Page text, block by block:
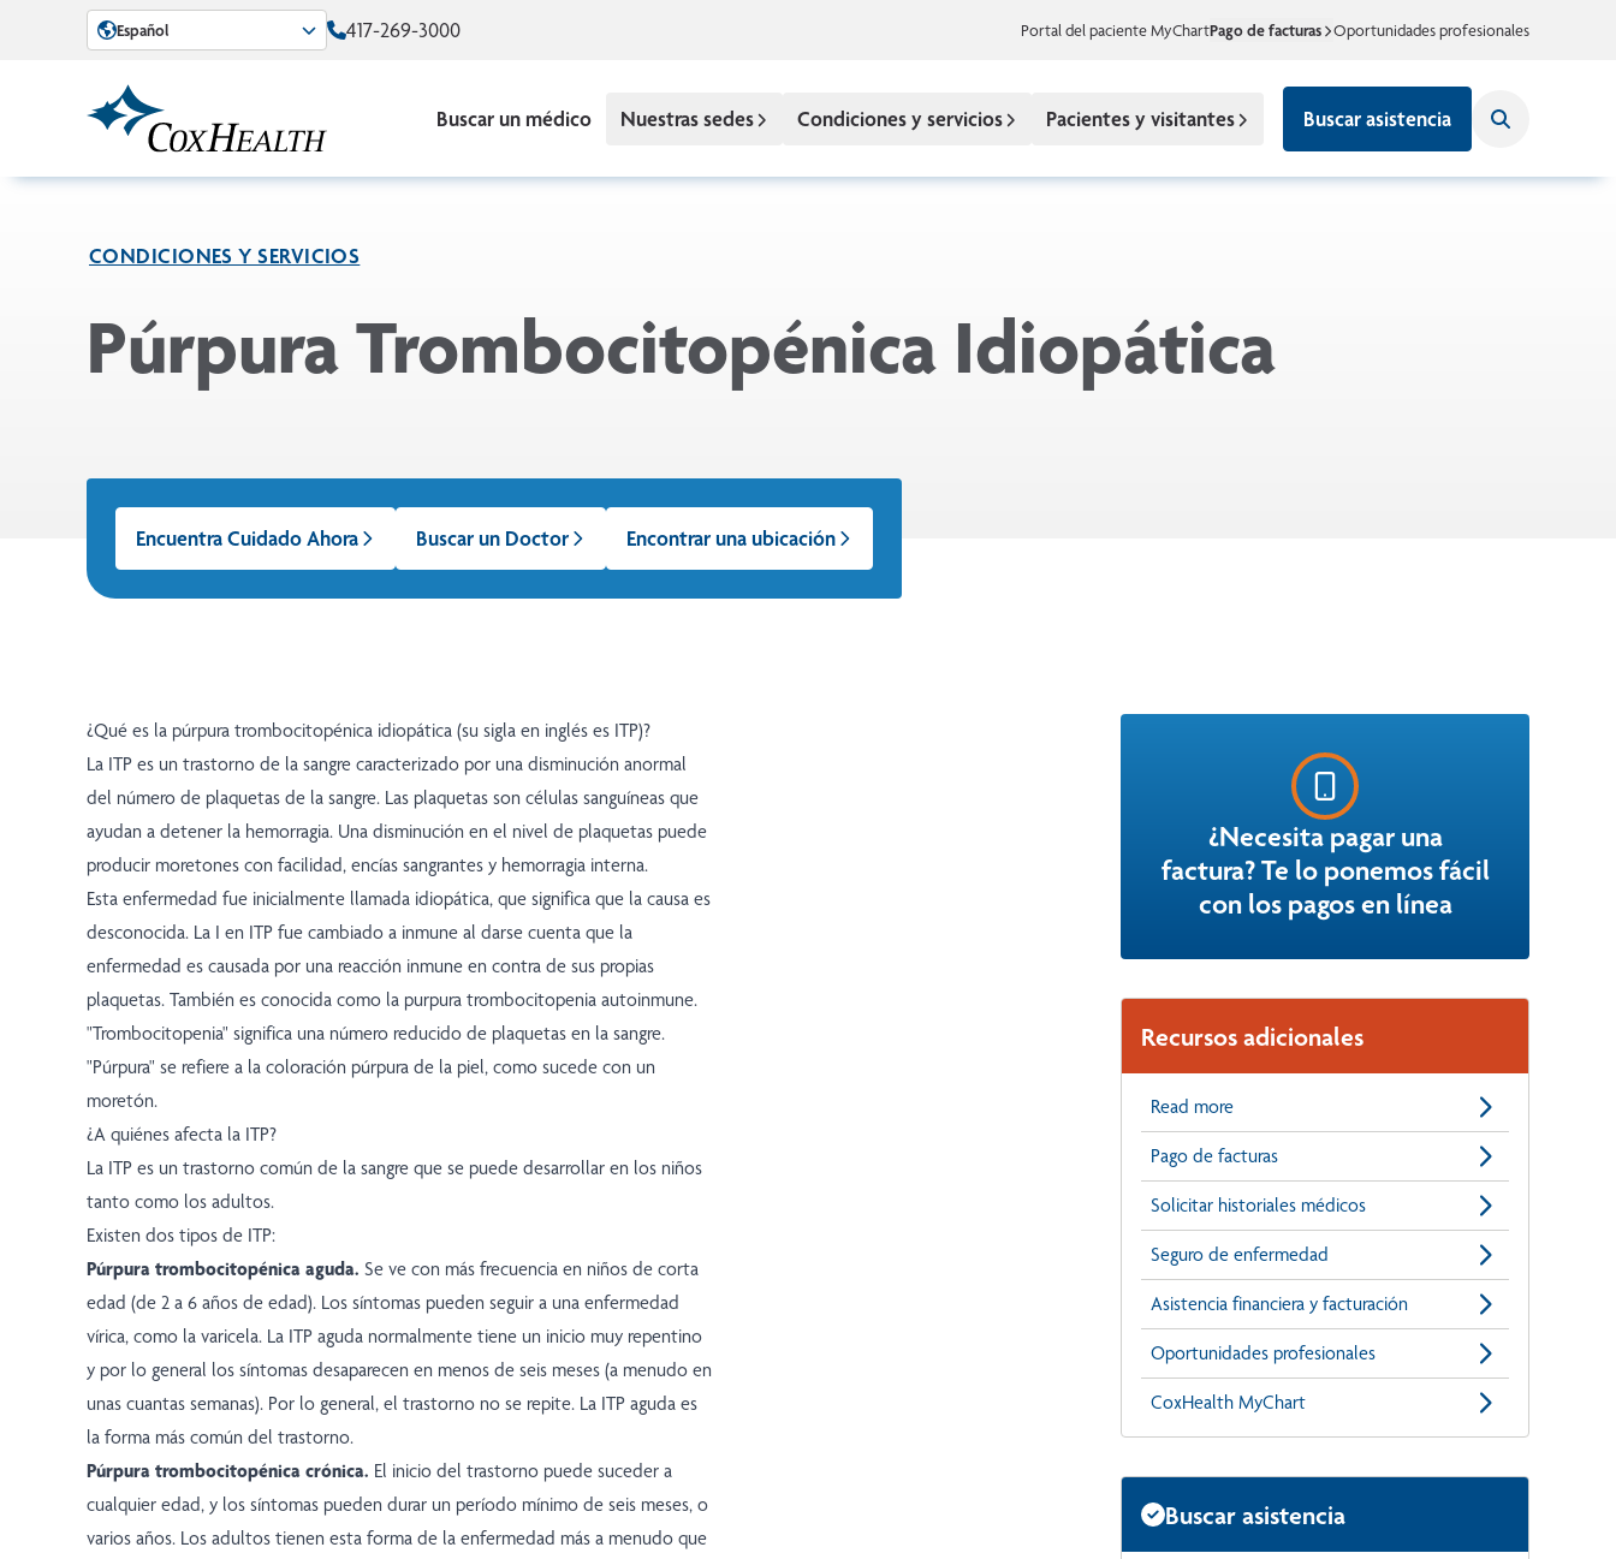
Skip to Main Content
Español 417-269-3000 Portal del paciente MyChartPago de facturas Oportunidades profesionales
Buscar un médico Nuestras sedes Condiciones y servicios Pacientes y visitantes Buscar asistencia
CONDICIONES Y SERVICIOS
Púrpura Trombocitopénica Idiopática
Encuentra Cuidado Ahora Buscar un Doctor Encontrar una ubicación
¿Qué es la púrpura trombocitopénica idiopática (su sigla en inglés es ITP)?
La ITP es un trastorno de la sangre caracterizado por una disminución anormal
del número de plaquetas de la sangre. Las plaquetas son células sanguíneas que
ayudan a detener la hemorragia. Una disminución en el nivel de plaquetas puede
producir moretones con facilidad, encías sangrantes y hemorragia interna.
Esta enfermedad fue inicialmente llamada idiopática, que significa que la causa es
desconocida. La I en ITP fue cambiado a inmune al darse cuenta que la
enfermedad es causada por una reacción inmune en contra de sus propias
plaquetas. También es conocida como la purpura trombocitopenia autoinmune.
"Trombocitopenia" significa una número reducido de plaquetas en la sangre.
"Púrpura" se refiere a la coloración púrpura de la piel, como sucede con un
moretón.
¿A quiénes afecta la ITP?
La ITP es un trastorno común de la sangre que se puede desarrollar en los niños
tanto como los adultos.
Existen dos tipos de ITP:
Púrpura trombocitopénica aguda. Se ve con más frecuencia en niños de corta
edad (de 2 a 6 años de edad). Los síntomas pueden seguir a una enfermedad
vírica, como la varicela. La ITP aguda normalmente tiene un inicio muy repentino
y por lo general los síntomas desaparecen en menos de seis meses (a menudo en
unas cuantas semanas). Por lo general, el trastorno no se repite. La ITP aguda es
la forma más común del trastorno.
Púrpura trombocitopénica crónica. El inicio del trastorno puede suceder a
cualquier edad, y los síntomas pueden durar un período mínimo de seis meses, o
varios años. Los adultos tienen esta forma de la enfermedad más a menudo que
¿Necesita pagar una
factura? Te lo ponemos fácil
con los pagos en línea
Recursos adicionales
Read more
Pago de facturas
Solicitar historiales médicos
Seguro de enfermedad
Asistencia financiera y facturación
Oportunidades profesionales
CoxHealth MyChart
Buscar asistencia